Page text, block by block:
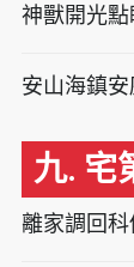
神獸開光點
安山海鎮安
九. 宅
離家調回科